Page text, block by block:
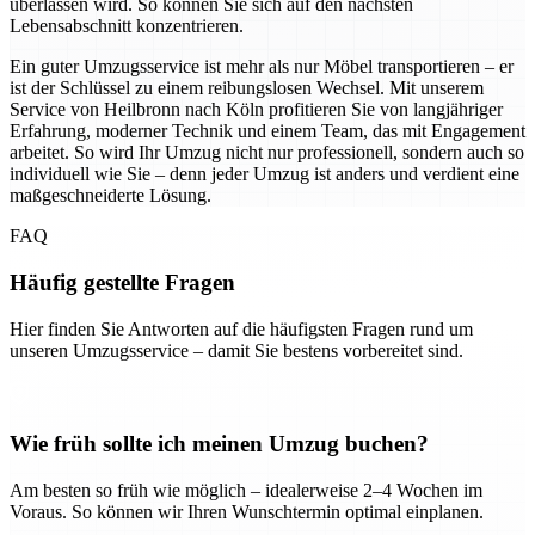
überlassen wird. So können Sie sich auf den nächsten
Lebensabschnitt konzentrieren.
Ein guter Umzugsservice ist mehr als nur Möbel transportieren – er
ist der Schlüssel zu einem reibungslosen Wechsel. Mit unserem
Service von Heilbronn nach Köln profitieren Sie von langjähriger
Erfahrung, moderner Technik und einem Team, das mit Engagement
arbeitet. So wird Ihr Umzug nicht nur professionell, sondern auch so
individuell wie Sie – denn jeder Umzug ist anders und verdient eine
maßgeschneiderte Lösung.
FAQ
Häufig gestellte Fragen
Hier finden Sie Antworten auf die häufigsten Fragen rund um
unseren Umzugsservice – damit Sie bestens vorbereitet sind.
Wie früh sollte ich meinen Umzug buchen?
Am besten so früh wie möglich – idealerweise 2–4 Wochen im
Voraus. So können wir Ihren Wunschtermin optimal einplanen.